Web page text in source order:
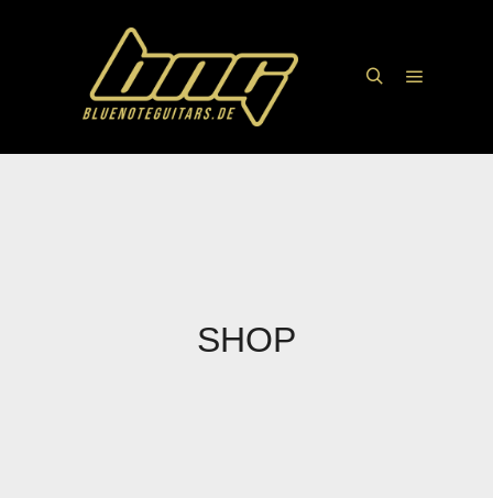
SHOP